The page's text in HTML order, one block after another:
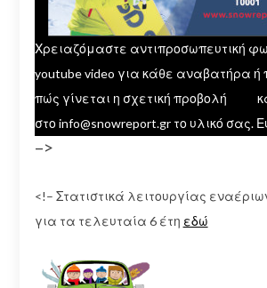
Χρειαζόμαστε αντιπροσωπευτική
youtube video για κάθε αναβατήρα ή
πώς γίνεται η σχετική προβολή
στο info@snowreport.gr το υλικό σας.
–>
<!– Στατιστικά λειτουργίας
για τα τελευταία 6 έτη εδώ